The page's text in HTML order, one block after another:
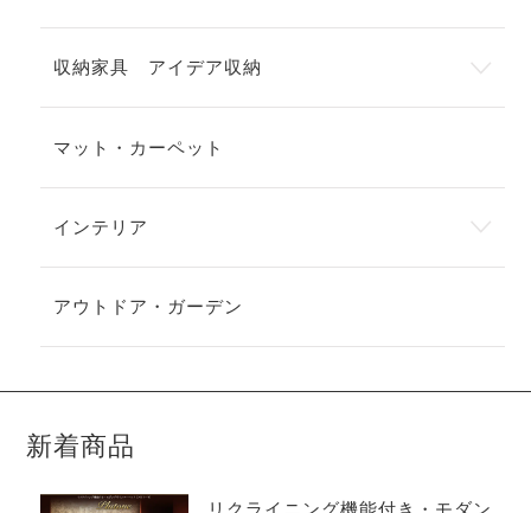
収納家具 アイデア収納
マット・カーペット
インテリア
アウトドア・ガーデン
新着商品
リクライニング機能付き・モダン